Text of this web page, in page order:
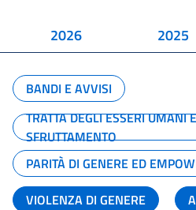
2026 2025
BANDI E AVVISI
TRATTA DEGLI ESSERI UMANI
SFRUTTAMENTO
PARITÀ DI GENERE ED
VIOLENZA DI GENERE